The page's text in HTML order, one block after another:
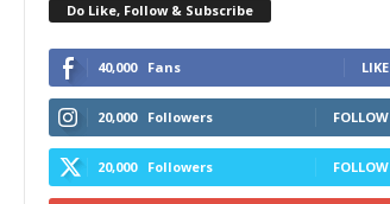
Do Like, Follow & Subscribe
40,000 Fans LIKE
20,000 Followers FOLLOW
20,000 Followers FOLLOW